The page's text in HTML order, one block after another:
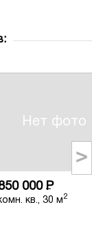
Нет фото
000 Р
кв., 30 м2
>